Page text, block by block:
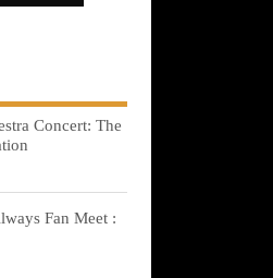
Concert: The
Fan Meet :